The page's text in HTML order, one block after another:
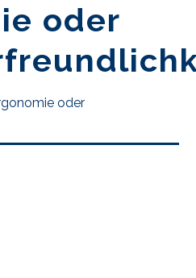
oder
oder